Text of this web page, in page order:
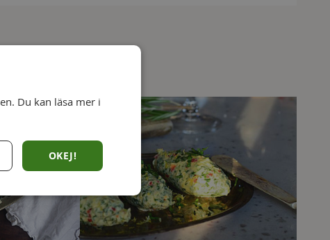
Du kan läsa mer i
OKEJ!